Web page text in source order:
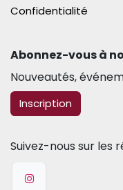
Confidentialité
Abonnez-vous à
Nouveautés,
​​​​Inscription
Suivez-nous sur les